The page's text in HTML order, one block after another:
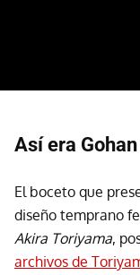
Así era
El boceto que
diseño temprano
Akira Toriyama,
archivos de